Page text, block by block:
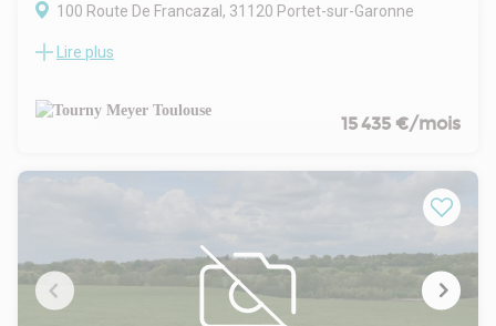
100 Route De Francazal, 31120 Portet-sur-Garonne
TOURNY MEYER propose à la location, sur la commune de
10 300 m².
Chaque lot est clôturé et fermé par un portail coulissant à
Installation d'Algecos possible.
Lire plus
15 435 €/mois